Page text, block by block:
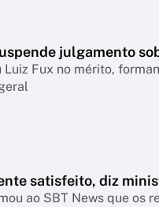
julgamento
Fux no mérito,
satisfeito, diz
ao SBT News que os